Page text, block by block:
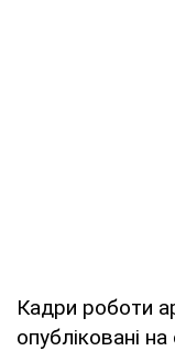
Кадри роботи
опубліковані